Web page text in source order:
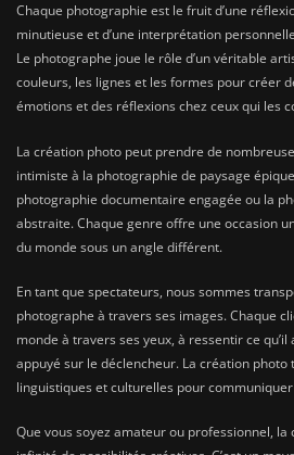
Chaque photographie est le fruit d’une
minutieuse et d’une interprétation
Le photographe joue le rôle d’un véritable
couleurs, les lignes et les formes pour créer
émotions et des réflexions chez ceux qui les
La création photo peut prendre de
intimiste à la photographie de paysage
photographie documentaire engagée ou la
abstraite. Chaque genre offre une occasion
du monde sous un angle différent.
En tant que spectateurs, nous sommes
photographe à travers ses images. Chaque
monde à travers ses yeux, à ressentir ce
appuyé sur le déclencheur. La création
linguistiques et culturelles pour
Que vous soyez amateur ou professionnel,